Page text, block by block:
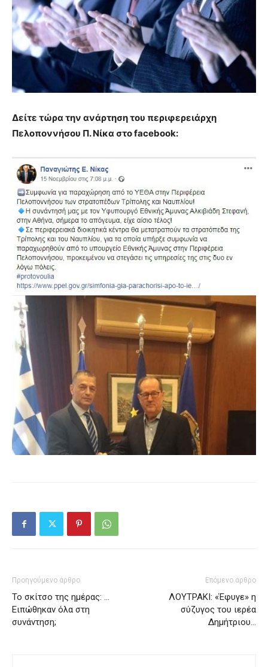
Δείτε τώρα την ανάρτηση του περιφερειάρχη
Πελοποννήσου Π. Νίκα στο facebook:
Προηγούμενο άρθρο
Το σκίτσο της ημέρας: …
Ειπώθηκαν όλα στη
συνάντηση;
Επόμενο άρθρο
ΛΟΥΤΡΑΚΙ: «Έφυγε» η
σύζυγος του ιερέα
Δημήτριου…